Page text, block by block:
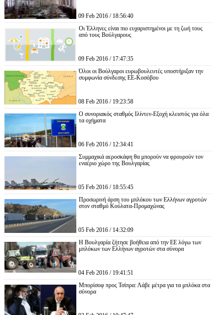
09 Feb 2016 / 18:56:40
Οι Έλληνες είναι πιο ευχαριστημένοι με τη ζωή τους
από τους Βούλγαρους
09 Feb 2016 / 17:47:35
Όλοι οι Βούλγαροι ευρωβουλευτές υποστήριξαν την
συμφωνία σύνδεσης ΕΕ-Κοσόβου
08 Feb 2016 / 19:23:58
Ο συνοριακός σταθμός Ιλίντεν-Εξοχή κλειστός για όλα
τα οχήματα
06 Feb 2016 / 12:34:41
Συμμαχικά αεροσκάφη θα μπορούν να φρουρούν τον
εναέριο χώρο της Βουλγαρίας
05 Feb 2016 / 18:55:45
Προσωρινή άρση του μπλόκου των Ελλήνων αγροτών
στον σταθμό Κούλατα-Προμαχώνας
05 Feb 2016 / 14:32:09
Η Βουλγαρία ζήτησε βοήθεια από την ΕΕ λόγω των
μπλόκων των Ελλήνων αγροτών στα σύνορα
04 Feb 2016 / 19:41:51
Μπορίσοφ προς Τσίπρα: Λάβε μέτρα για τα μπλόκα στα
σύνορα